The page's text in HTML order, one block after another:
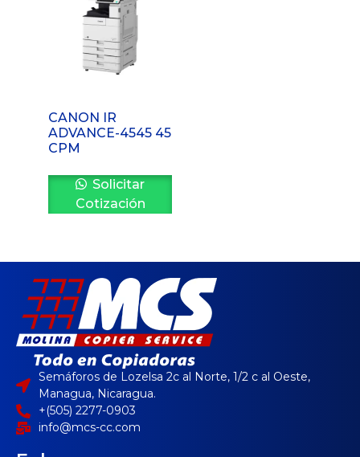
CANON IR
ADVANCE-4545 45
CPM
Solicitar
Cotización
Semáforos de Lozelsa 2c al Norte, 1/2 c al Oeste,
Managua, Nicaragua.
+(505) 2277-0903
info@mcs-cc.com